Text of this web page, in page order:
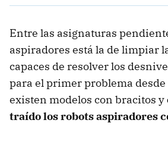
Entre las asignaturas
aspiradores está la de limpiar
capaces de resolver los
para el primer problema desde
existen modelos con bracitos y
traído los robots aspiradores